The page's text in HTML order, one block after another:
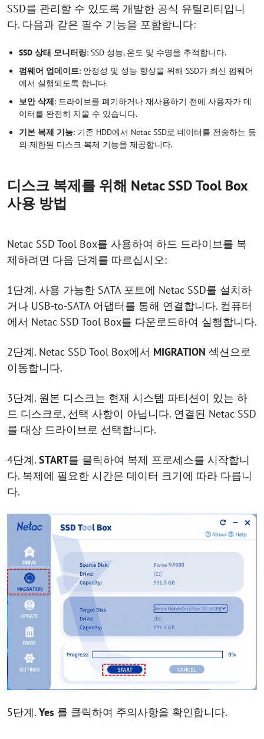
SSD를 관리할 수 있도록 개발한 공식 유틸리티입니
다. 다음과 같은 필수 기능을 포함합니다:
SSD 상태 모니터링: SSD 성능, 온도 및 수명을 추적합니다.
펌웨어 업데이트: 안정성 및 성능 향상을 위해 SSD가 최신 펌웨어
에서 실행되도록 합니다.
보안 삭제: 드라이브를 폐기하거나 재사용하기 전에 사용자가 데
이터를 완전히 지울 수 있습니다.
기본 복제 기능: 기존 HDD에서 Netac SSD로 데이터를 전송하는 등
의 제한된 디스크 복제 기능을 제공합니다.
디스크 복제를 위해 Netac SSD Tool Box
사용 방법
Netac SSD Tool Box를 사용하여 하드 드라이브를 복
제하려면 다음 단계를 따르십시오:
1단계. 사용 가능한 SATA 포트에 Netac SSD를 설치하
거나 USB-to-SATA 어댑터를 통해 연결합니다. 컴퓨터
에서 Netac SSD Tool Box를 다운로드하여 실행합니다.
2단계. Netac SSD Tool Box에서 MIGRATION 섹션으로
이동합니다.
3단계. 원본 디스크는 현재 시스템 파티션이 있는 하
드 디스크로, 선택 사항이 아닙니다. 연결된 Netac SSD
를 대상 드라이브로 선택합니다.
4단계. START를 클릭하여 복제 프로세스를 시작합니
다. 복제에 필요한 시간은 데이터 크기에 따라 다릅니
다.
5단계. Yes 를 클릭하여 주의사항을 확인합니다.